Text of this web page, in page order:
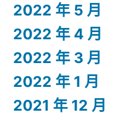
2022 年 5 月
2022 年 4 月
2022 年 3 月
2022 年 1 月
2021 年 12 月